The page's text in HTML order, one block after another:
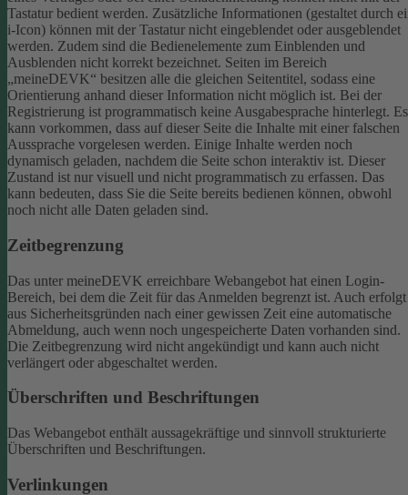
Tastatur bedient werden. Zusätzliche Informationen (gestaltet durch
i-Icon) können mit der Tastatur nicht eingeblendet oder ausgeblendet
werden. Zudem sind die Bedienelemente zum Einblenden und
Ausblenden nicht korrekt bezeichnet. Seiten im Bereich
„meineDEVK“ besitzen alle die gleichen Seitentitel, sodass eine
Orientierung anhand dieser Information nicht möglich ist. Bei der
Registrierung ist programmatisch keine Ausgabesprache hinterlegt. Es
kann vorkommen, dass auf dieser Seite die Inhalte mit einer falschen
Aussprache vorgelesen werden. Einige Inhalte werden noch
dynamisch geladen, nachdem die Seite schon interaktiv ist. Dieser
Zustand ist nur visuell und nicht programmatisch zu erfassen. Das
kann bedeuten, dass Sie die Seite bereits bedienen können, obwohl
noch nicht alle Daten geladen sind.
Zeitbegrenzung
Das unter meineDEVK erreichbare Webangebot hat einen Login-
Bereich, bei dem die Zeit für das Anmelden begrenzt ist. Auch erfolgt
aus Sicherheitsgründen nach einer gewissen Zeit eine automatische
Abmeldung, auch wenn noch ungespeicherte Daten vorhanden sind.
Die Zeitbegrenzung wird nicht angekündigt und kann auch nicht
verlängert oder abgeschaltet werden.
Überschriften und Beschriftungen
Das Webangebot enthält aussagekräftige und sinnvoll strukturierte
Überschriften und Beschriftungen.
Verlinkungen